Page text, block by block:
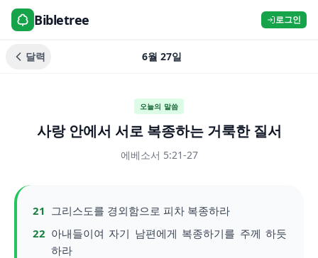
Bibletree 로그인
달력 6월 27일
오늘의 말씀
사랑 안에서 서로 복종하는 거룩한 질서
에베소서 5:21-27
21 그리스도를 경외함으로 피차 복종하라
22 아내들이여 자기 남편에게 복종하기를 주께 하듯
하라